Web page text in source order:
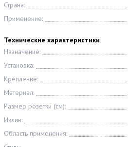
Страна:
Применение:
Технические характеристики
Назначение:
Установка:
Крепление:
Материал:
Размер розетки (см):
Излив:
Область применения: